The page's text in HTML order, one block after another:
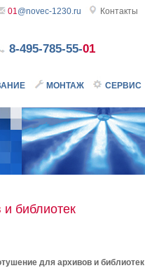
01@novec-1230.ru Контакты
8-495-785-55-01
МОНТАЖ СЕРВИС
библиотек
для архивов и библиотек